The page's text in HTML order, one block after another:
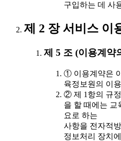
구입하는 데 사
제 2 장 서비스 이
제 5 조 (이용계약
① 이용계약은
육정보원의 이
② 제 1항의 규
을 할 때에는 교
요로 하는
사항을 전자적
정보처리 장치